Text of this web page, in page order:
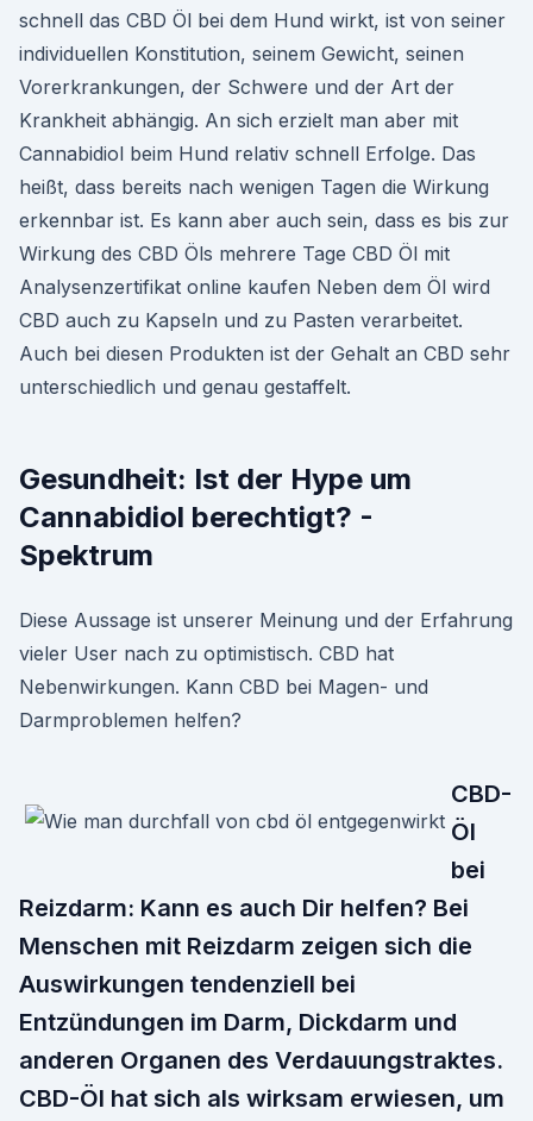
schnell das CBD Öl bei dem Hund wirkt, ist von seiner
individuellen Konstitution, seinem Gewicht, seinen
Vorerkrankungen, der Schwere und der Art der
Krankheit abhängig. An sich erzielt man aber mit
Cannabidiol beim Hund relativ schnell Erfolge. Das
heißt, dass bereits nach wenigen Tagen die Wirkung
erkennbar ist. Es kann aber auch sein, dass es bis zur
Wirkung des CBD Öls mehrere Tage CBD Öl mit
Analysenzertifikat online kaufen Neben dem Öl wird
CBD auch zu Kapseln und zu Pasten verarbeitet.
Auch bei diesen Produkten ist der Gehalt an CBD sehr
unterschiedlich und genau gestaffelt.
Gesundheit: Ist der Hype um
Cannabidiol berechtigt? -
Spektrum
Diese Aussage ist unserer Meinung und der Erfahrung
vieler User nach zu optimistisch. CBD hat
Nebenwirkungen. Kann CBD bei Magen- und
Darmproblemen helfen?
CBD-
Öl
bei
Reizdarm: Kann es auch Dir helfen? Bei
Menschen mit Reizdarm zeigen sich die
Auswirkungen tendenziell bei
Entzündungen im Darm, Dickdarm und
anderen Organen des Verdauungstraktes.
CBD-Öl hat sich als wirksam erwiesen, um